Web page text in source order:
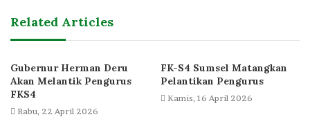
Related Articles
Gubernur Herman Deru
Akan Melantik Pengurus
FKS4
Rabu, 22 April 2026
FK-S4 Sumsel Matangkan
Pelantikan Pengurus
Kamis, 16 April 2026